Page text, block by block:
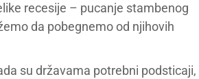
recesije – pucanje stambenog
da pobegnemo od njihovih
su državama potrebni podsticaji,